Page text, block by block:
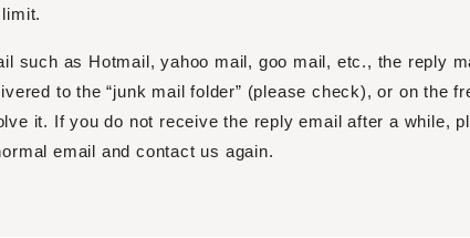
such as Hotmail, yahoo mail, goo mail, etc., the reply
to the “junk mail folder” (please check), or on the
it. If you do not receive the reply email after a while,
email and contact us again.